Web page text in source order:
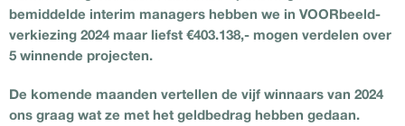
bemiddelde interim managers hebben we in VOORbeeld-
verkiezing 2024 maar liefst €403.138,- mogen verdelen over
5 winnende projecten.
De komende maanden vertellen de vijf winnaars van 2024
ons graag wat ze met het geldbedrag hebben gedaan.